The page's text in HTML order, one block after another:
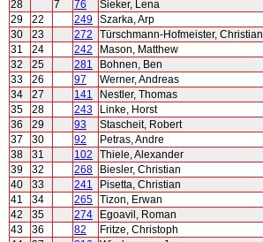
28
7 76 Sieker, Lena
29
22 249 Szarka, Arp
30
23 272 Türschmann-Hofmeister, Christian
31
24 242 Mason, Matthew
32
25 281 Bohnen, Ben
33
26 97 Werner, Andreas
34
27 141 Nestler, Thomas
35
28 243 Linke, Horst
36
29 93 Stascheit, Robert
37
30 92 Petras, Andre
38
31 102 Thiele, Alexander
39
32 268 Biesler, Christian
40
33 241 Pisetta, Christian
41
34 265 Tizon, Erwan
42
35 274 Egoavil, Roman
43
36 82 Fritze, Christoph